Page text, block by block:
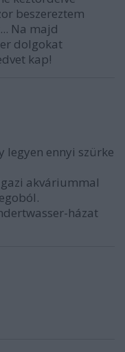
beszereztem
Na majd
dolgokat
kap!
legyen ennyi szürke
akváriummal
házat